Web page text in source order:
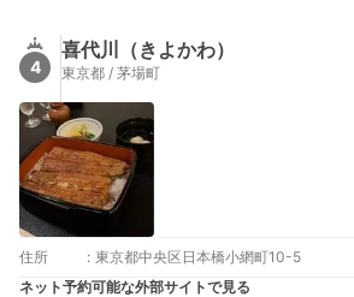
4
喜代川（きよかわ）
東京都 / 茅場町
住所 : 東京都中央区日本橋小網町10-5
ネット予約可能な外部サイトで見る